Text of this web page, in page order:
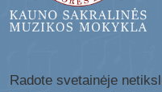
Radote svetainėje